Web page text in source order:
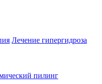
Лечение гипергидроза
пилинг